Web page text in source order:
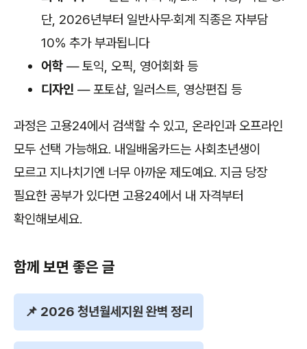
단, 2026년부터 일반사무·회계 직종은 자부담
10% 추가 부과됩니다
어학 — 토익, 오픽, 영어회화 등
디자인 — 포토샵, 일러스트, 영상편집 등
과정은 고용24에서 검색할 수 있고, 온라인과 오프라인
모두 선택 가능해요. 내일배움카드는 사회초년생이
모르고 지나치기엔 너무 아까운 제도예요. 지금 당장
필요한 공부가 있다면 고용24에서 내 자격부터
확인해보세요.
함께 보면 좋은 글
📌 2026 청년월세지원 완벽 정리